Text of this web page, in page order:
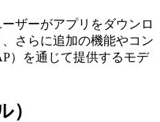
ザーがアプリをダウンロ
さらに追加の機能やコン
）を通じて提供するモデ
）